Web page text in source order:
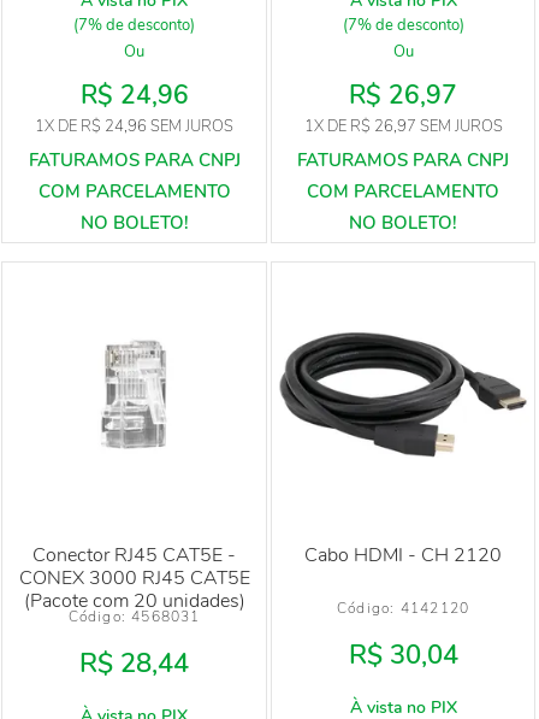
(7% de desconto)
Ou
R$ 24,96
1X DE R$ 24,96 SEM JUROS
(7% de desconto)
Ou
R$ 26,97
1XDE R$ 26,97 SEM JUROS
Conector RJ45 CAT5E -
CONEX 3000 RJ45 CAT5E
(Pacote com 20 unidades)
Código: 4568031
R$ 28,44
Cabo HDMI - CH 2120
Código: 4142120
R$ 30,04
À vista no PIX